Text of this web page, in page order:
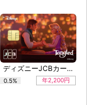
ディズニーJCBカード（塔の上のラプンツェル）
0.5% 年2,200円